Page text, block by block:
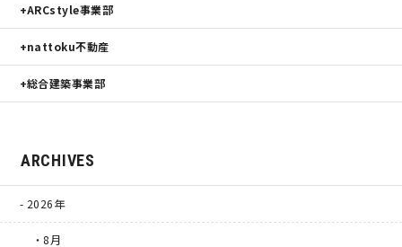
ARCstyle事業部
nattoku不動産
総合建築事業部
ARCHIVES
2026年
・8月